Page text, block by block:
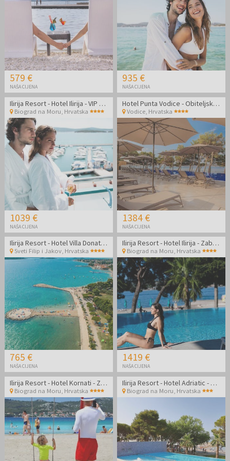
579 €
NAŠA CIJENA
935 €
NAŠA CIJENA
Ilirija Resort - Hotel Ilirija - VIP premium zabavno ljeto s punim pansionom u Biogradu - Posebna akcija
Biograd na Moru Hrvatska
1039 €
NAŠA CIJENA
Hotel Punta Vodice - Obiteljsko all inclusive light ljeto s daškom wellnessa
Vodice Hrvatska
1384 €
NAŠA CIJENA
Ilirija Resort - Hotel Villa Donat - Zabavno ljeto s punim pansionom
Sveti Filip i Jakov, Hrvatska
765 €
NAŠA CIJENA
Ilirija Resort - Hotel Ilirija - Zabavno ljeto s punim pansionom u Biogradu - Posebna akcija
Biograd na Moru, Hrvatska
1419 €
NAŠA CIJENA
Ilirija Resort - Hotel Kornati - Zabavno ljeto s punim pansionom - Posebna akcijska cijena
Biograd na Moru, Hrvatska
Ilirija Resort - Hotel Adriatic - Zabavno ljeto s punim pansionom
Biograd na Moru, Hrvatska